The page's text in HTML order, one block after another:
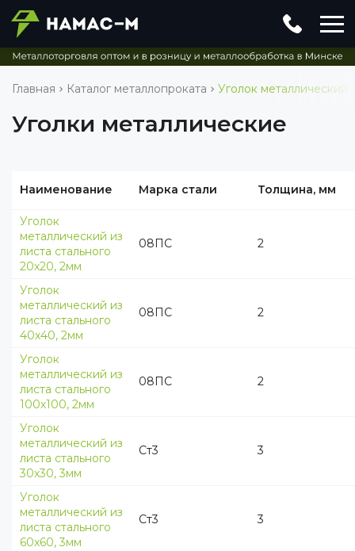
Металлопрокат
bigrossby@gmail.com
Производство
пн-пт: 9:00 - 17:00 сб-вс выходные
Главная Каталог металлопроката Уголок металлический
Уголки металлические
Наименование Марка стали Толщина, мм
Уголок
металлический из
листа стального
20х20, 2мм
08ПС 2
Уголок
металлический из
листа стального
40х40, 2мм
08ПС 2
Уголок
металлический из
листа стального
100х100, 2мм
08ПС 2
Уголок
металлический из
листа стального
30х30, 3мм
Ст3 3
Уголок
металлический из
листа стального
60х60, 3мм
Ст3 3